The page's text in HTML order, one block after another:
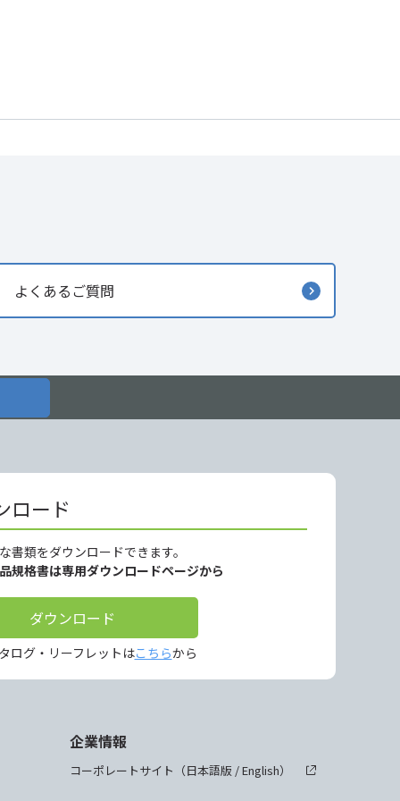
よくあるご質問
ロード
書類をダウンロードできます。
規格書は専用ダウンロードページから
ダウンロード
ログ・リーフレットはこちらから
企業情報
コーポレートサイト（日本語版 /English）